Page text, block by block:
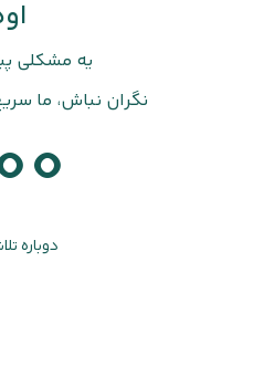
یه مشکلی
نگران نباش، ما
دوباره